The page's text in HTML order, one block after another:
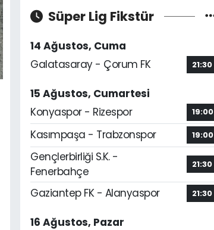
Süper Lig Fikstür
14 Ağustos, Cuma
Galatasaray - Çorum FK
21:30
15 Ağustos, Cumartesi
Konyaspor - Rizespor
19:00
Kasımpaşa - Trabzonspor 19:00
Gençlerbirliği S.K. -
Fenerbahçe
21:30
Gaziantep FK - Alanyaspor 21:30
16 Ağustos, Pazar